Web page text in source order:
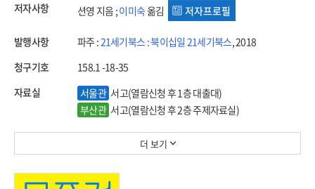
저자사항 션영 지음 ;이미숙옮김 저자프로필
발행사항 파주 :21세기북스 : 북이십일 21세기북스, 2018
청구기호
158.1 -18-35
자료실
서울관 서고(열람신청 후 1층 대출대)
부산관 서고(열람신청 후 2층 주제자료실)
더 보기